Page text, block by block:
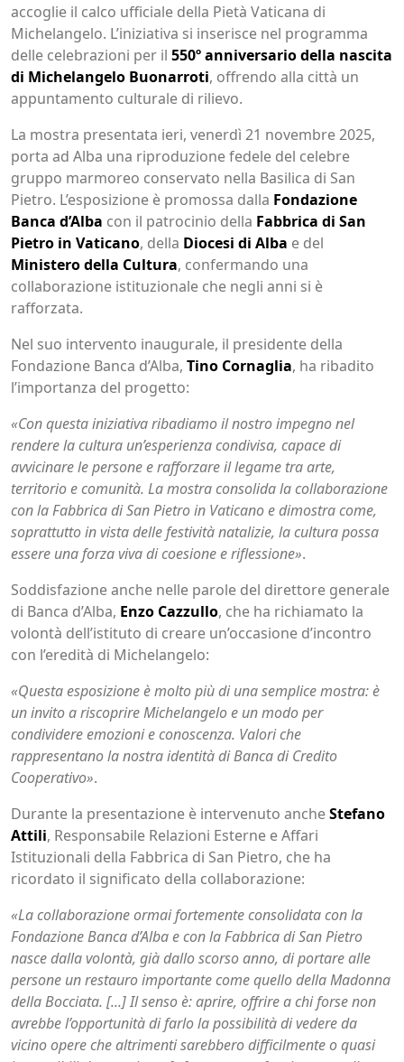
accoglie il calco ufficiale della Pietà Vaticana di
Michelangelo. L’iniziativa si inserisce nel programma
delle celebrazioni per il 550º anniversario della nascita
di Michelangelo Buonarroti, offrendo alla città un
appuntamento culturale di rilievo.
La mostra presentata ieri, venerdì 21 novembre 2025,
porta ad Alba una riproduzione fedele del celebre
gruppo marmoreo conservato nella Basilica di San
Pietro. L’esposizione è promossa dalla Fondazione
Banca d’Alba con il patrocinio della Fabbrica di San
Pietro in Vaticano, della Diocesi di Alba e del
Ministero della Cultura, confermando una
collaborazione istituzionale che negli anni si è
rafforzata.
Nel suo intervento inaugurale, il presidente della
Fondazione Banca d’Alba, Tino Cornaglia, ha ribadito
l’importanza del progetto:
«Con questa iniziativa ribadiamo il nostro impegno nel
rendere la cultura un’esperienza condivisa, capace di
avvicinare le persone e rafforzare il legame tra arte,
territorio e comunità. La mostra consolida la collaborazione
con la Fabbrica di San Pietro in Vaticano e dimostra come,
soprattutto in vista delle festività natalizie, la cultura possa
essere una forza viva di coesione e riflessione».
Soddisfazione anche nelle parole del direttore generale
di Banca d’Alba, Enzo Cazzullo, che ha richiamato la
volontà dell’istituto di creare un’occasione d’incontro
con l’eredità di Michelangelo:
«Questa esposizione è molto più di una semplice mostra: è
un invito a riscoprire Michelangelo e un modo per
condividere emozioni e conoscenza. Valori che
rappresentano la nostra identità di Banca di Credito
Cooperativo».
Durante la presentazione è intervenuto ancheStefano
Attili, Responsabile Relazioni Esterne e Affari
Istituzionali della Fabbrica di San Pietro, che ha
ricordato il significato della collaborazione:
«La collaborazione ormai fortemente consolidata con la
Fondazione Banca d’Alba e con la Fabbrica di San Pietro
nasce dalla volontà, già dallo scorso anno, di portare alle
persone un restauro importante come quello della Madonna
della Bocciata. [...] Il senso è: aprire, offrire a chi forse non
avrebbe l’opportunità di farlo la possibilità di vedere da
vicino opere che altrimenti sarebbero difficilmente o quasi